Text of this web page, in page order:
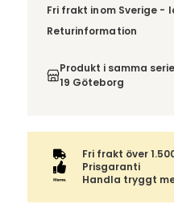
Fri frakt inom Sverige -
Denna vara skickas till
finns att hämta. Beställs
produkter skickas hela
Returinformation
omfattas därför inte av
Produkt i samma
19 Göteborg
Fri frakt över
Prisgaranti
Handla tryggt